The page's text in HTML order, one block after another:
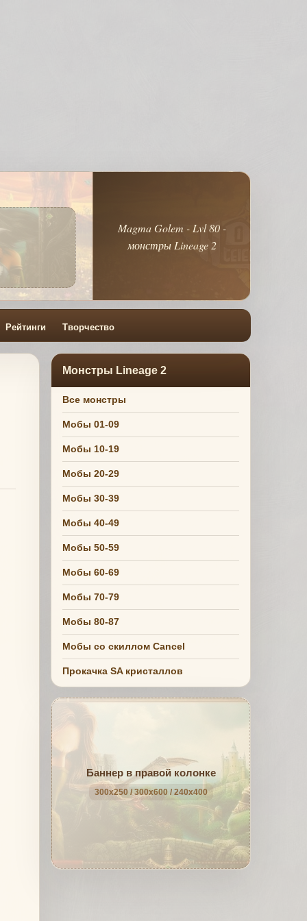
Magma Golem - Lvl 80 -
монстры Lineage 2
Рейтинги Творчество
Монстры Lineage 2
Все монстры
Мобы 01-09
Мобы 10-19
Мобы 20-29
Мобы 30-39
Мобы 40-49
Мобы 50-59
Мобы 60-69
Мобы 70-79
Мобы 80-87
Мобы со скиллом Cancel
Прокачка SA кристаллов
Баннер в правой колонке
300x250 / 300x600 / 240x400